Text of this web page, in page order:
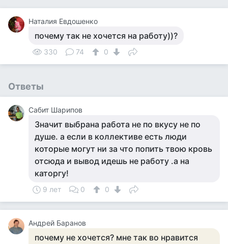
Наталия Евдошенко
почему так не хочется на работу))?
330 74 0
Ответы
Сабит Шарипов
Значит выбрана работа не по вкусу не по
душе. а если в коллективе есть люди
которые могут ни за что попить твою кровь
отсюда и вывод идешь не работу .а на
каторгу!
9 лет 0 0
Андрей Баранов
почему не хочется? мне так во нравится